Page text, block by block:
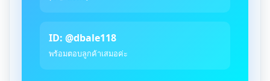
ID: @dbale118
พร้อมตอบลูกค้าเสมอค่ะ